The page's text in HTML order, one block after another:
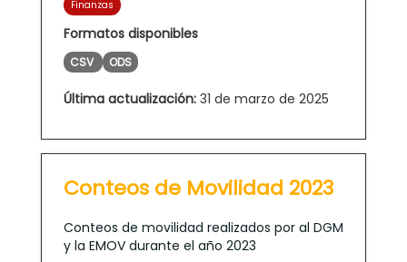
Finanzas
Formatos disponibles
CSV ODS
Última actualización: 31 de marzo de 2025
Conteos de Movilidad 2023
Conteos de movilidad realizados por al DGM
y la EMOV durante el año 2023